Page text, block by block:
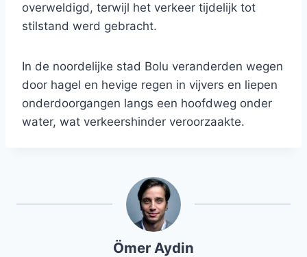
overweldigd, terwijl het verkeer tijdelijk tot
stilstand werd gebracht.
In de noordelijke stad Bolu veranderden wegen
door hagel en hevige regen in vijvers en liepen
onderdoorgangen langs een hoofdweg onder
water, wat verkeershinder veroorzaakte.
Ömer Aydin